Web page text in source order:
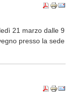
21 marzo dalle 9
presso la sede